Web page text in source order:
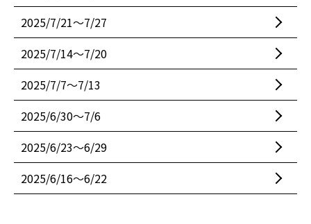
2025/7/21〜7/27
2025/7/14〜7/20
2025/7/7〜7/13
2025/6/30〜7/6
2025/6/23〜6/29
2025/6/16〜6/22